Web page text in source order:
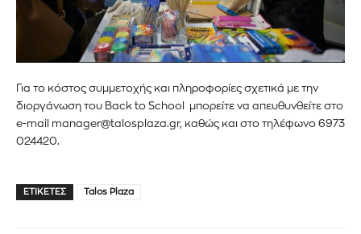
Για το κόστος συμμετοχής και πληροφορίες σχετικά με την
διοργάνωση του Back to School μπορείτε να απευθυνθείτε στο
e-mail manager@talosplaza.gr, καθώς και στο τηλέφωνο 6973
024420.
ΕΤΙΚΈΤΕΣ Talos Plaza